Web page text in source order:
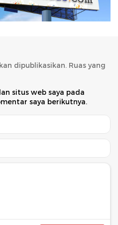
dipublikasikan. Ruas yang
situs web saya pada
saya berikutnya.